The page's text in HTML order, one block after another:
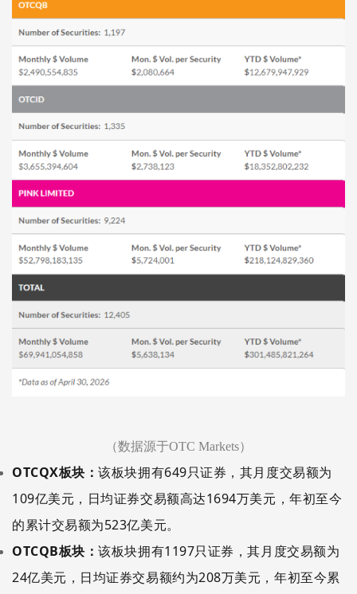
（数据源于OTC Markets）
OTCQX板块：该板块拥有649只证券，其月度交易额为
109亿美元， 日均证券交易额高达1694万美元，年初至今
的累计交易额为523亿美元。
OTCQB板块：该板块拥有1197只证券，其月度交易额为
24亿美元， 日均证券交易额约为208万美元 ，年初至今累